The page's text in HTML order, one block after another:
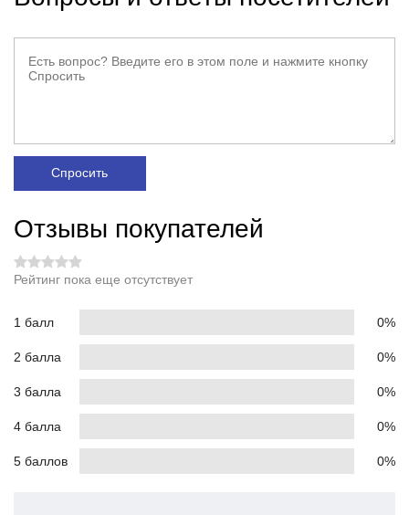
Спросить
Отзывы покупателей
Рейтинг пока еще отсутствует
1 балл 0%
2 балла 0%
3 балла 0%
4 балла 0%
5 баллов 0%